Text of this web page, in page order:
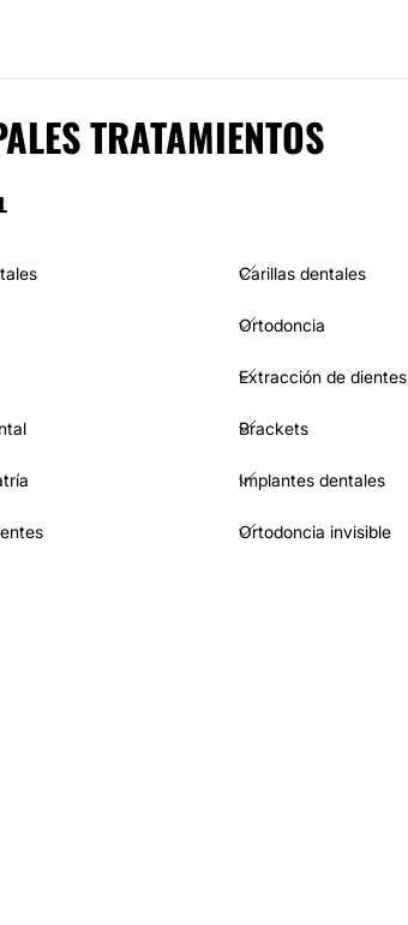
TRATAMIENTOS
Carillas dentales
Ortodoncia
Extracción de dientes
Brackets
Implantes dentales
Ortodoncia invisible